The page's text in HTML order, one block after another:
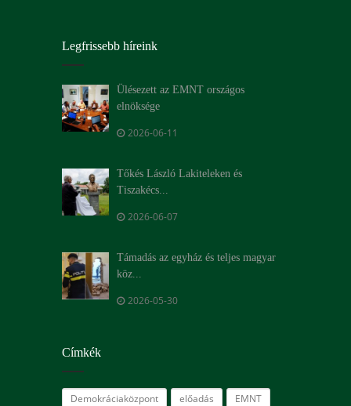
Legfrissebb híreink
Ülésezett az EMNT országos
elnöksége
2026-06-11
Tőkés László Lakiteleken és
Tiszakécs...
2026-06-07
Támadás az egyház és teljes magyar
köz...
2026-05-30
Címkék
Demokráciaközpont előadás
EMNT